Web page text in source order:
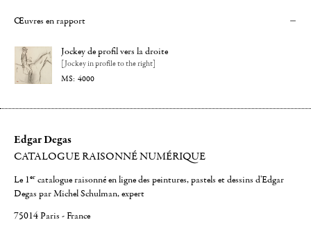
Œuvres en rapport
Jockey de profil vers la droite
[Jockey in profile to the right]
4000
Edgar Degas
CATALOGUE RAISONNÉ NUMÉRIQUE
Le 1er catalogue raisonné en ligne des peintures, pastels et dessins d'Edgar
Degas par Michel Schulman, expert
75014 Paris - France